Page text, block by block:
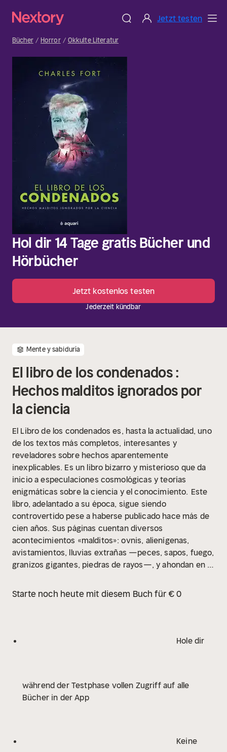
Jetzt testen
Bücher Horror Okkulte Literatur
Hol dir 14 Tage gratis Bücher und
Hörbücher
Jetzt kostenlos testen
Jederzeit kündbar
Mente y sabiduría
El libro de los condenados :
Hechos malditos ignorados por
la ciencia
El Libro de los condenados es, hasta la actualidad, uno
de los textos más completos, interesantes y
reveladores sobre hechos aparentemente
inexplicables. Es un libro bizarro y misterioso que da
inicio a especulaciones cosmológicas y teorías
enigmáticas sobre la ciencia y el conocimiento. Este
libro, adelantado a su época, sigue siendo
controvertido pese a haberse publicado hace más de
cien años. Sus páginas cuentan diversos
acontecimientos «malditos»: ovnis, alienígenas,
avistamientos, lluvias extrañas —peces, sapos, fuego,
granizos gigantes, piedras de rayos—, y ahondan en la
paranormales, entre otros.
Charles Fort, con su teoría,
percepción acerca de lo verdadero y de lo falso no
que aborda el tema específico de la anomalística.
Starte noch heute mit diesem Buch für € 0
Hole dir
während der Testphase vollen Zugriff auf alle
Bücher in der App
Keine